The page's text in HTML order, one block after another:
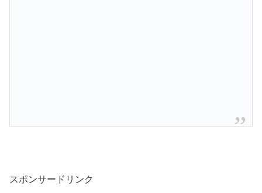
スポンサードリンク